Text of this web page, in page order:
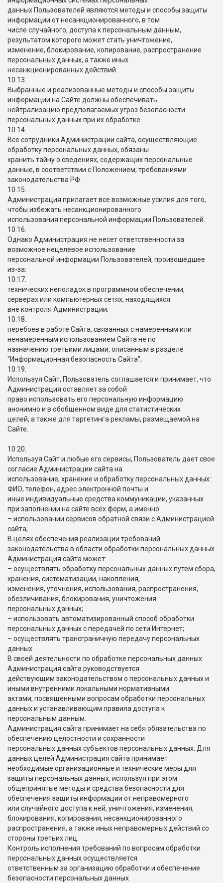
данных Пользователей являются методы и способы защиты
информации от несанкционированного, в том
числе случайного, доступа к персональным данным,
результатом которого может стать уничтожение,
изменение, блокирование, копирование, распространение
персональных данных, а также иных
несанкционированных действий.
10.13.
Выбранные и реализованные методы и способы защиты
информации на Сайте должны обеспечивать
нейтрализацию предполагаемых угроз безопасности
персональных данных при их обработке.
10.14.
Все сотрудники Администрации сайта, осуществляющие
обработку персональных данных, обязаны
хранить тайну о сведениях, содержащих персональные
данные, в соответствии с Положением, требованиями
законодательства РФ.
10.15.
Администрация прилагает все возможные усилия для того,
чтобы избежать несанкционированного
использования персональной информации Пользователей.
10.16.
Однако Администрация не несет ответственности за
возможное нецелевое использование
персональной информации Пользователей, произошедшее
из-за:
10.17.
технических неполадок в программном обеспечении,
серверах или компьютерных сетях, находящихся
вне контроля Администрации;
10.18.
перебоев в работе Сайта, связанных с намеренным или
ненамеренным использованием Сайта не по
назначению третьими лицами, описанным в разделе
"Информационная безопасность Сайта";
10.19.
Используя Сайт, Пользователь соглашается и принимает, что
Администрация оставляет за собой
право использовать его персональную информацию
анонимно и в обобщенном виде для статистических
целей, а также для таргетинга рекламы, размещаемой на
Сайте.
10.20.
Используя Сайт и любые его сервисы, Пользователь дает свое
согласие Администрации сайта на
использование, хранение и обработку персональных данных:
ФИО, телефон, адрес электронной почты и
иные индивидуальные средства коммуникации, указанных
при заполнении на сайте всех форм, а именно:
– использовании сервисов обратной связи с Администрацией
сайта;
В целях обеспечения реализации требований
законодательства в области обработки персональных данных
Администрация сайта может:
– осуществлять обработку персональных данных путем сбора,
хранения, систематизации, накопления,
изменения, уточнения, использования, распространения,
обезличивания, блокирования, уничтожения
персональных данных;
– использовать автоматизированный способ обработки
персональных данных с передачей по сети Интернет;
– осуществлять трансграничную передачу персональных
данных.
В своей деятельности по обработке персональных данных
Администрация сайта руководствуется
действующим законодательством о персональных данных и
иными внутренними локальными нормативными
актами, посвященными вопросам обработки персональных
данных и устанавливающим правила доступа к
персональным данным.
Администрация сайта принимает на себя обязательства по
обеспечению целостности и сохранности
персональных данных субъектов персональных данных. Для
данных целей Администрация сайта принимает
необходимые организационные и технические меры для
защиты персональных данных, используя при этом
общепринятые методы и средства безопасности для
обеспечения защиты информации от неправомерного
или случайного доступа к ней, уничтожения, изменения,
блокирования, копирования, несанкционированного
распространения, а также иных неправомерных действий со
стороны третьих лиц.
Контроль исполнения требований по вопросам обработки
персональных данных осуществляется
ответственным за организацию обработки и обеспечение
безопасности персональных данных